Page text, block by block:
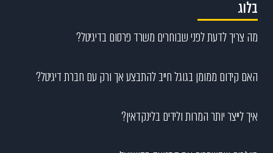
בלוג
מה צריך לדעת לפני שבוחרים משרד פרסום בדיגיטל?
האם קידום ממומן בגוגל חייב להתבצע אך ורק עם חברת דיגיטל?
איך לייצר יותר המרות ולידים בלינקדאין?